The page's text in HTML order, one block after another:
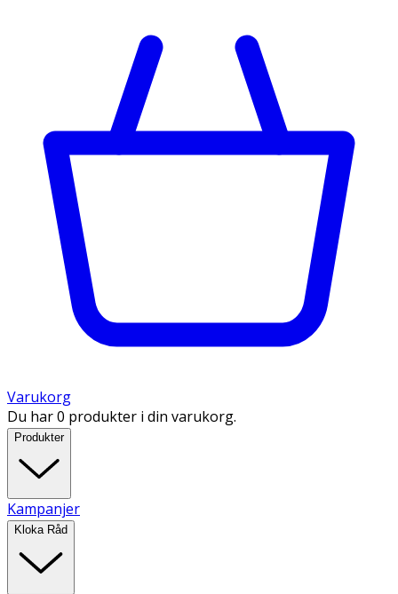
Varukorg
Du har 0 produkter i din varukorg.
Produkter
Kampanjer
Kloka Råd